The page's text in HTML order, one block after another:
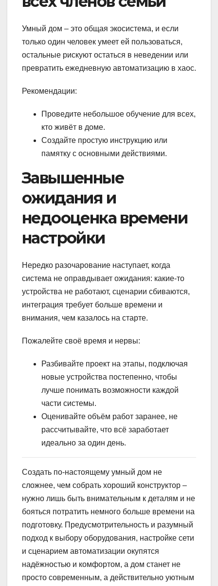
Умный дом – это общая экосистема, и если
только один человек умеет ей пользоваться,
остальные рискуют остаться в неведении или
превратить ежедневную автоматизацию в хаос.
Рекомендации:
Проведите небольшое обучение для всех,
кто живёт в доме.
Создайте простую инструкцию или
памятку с основными действиями.
Завышенные
ожидания и
недооценка времени
настройки
Нередко разочарование наступает, когда
система не оправдывает ожидания: какие-то
устройства не работают, сценарии сбиваются,
интеграция требует больше времени и
внимания, чем казалось на старте.
Пожалейте своё время и нервы:
Разбивайте проект на этапы, подключая
новые устройства постепенно, чтобы
лучше понимать возможности каждой
части системы.
Оценивайте объём работ заранее, не
рассчитывайте, что всё заработает
идеально за один день.
Создать по-настоящему умный дом не
сложнее, чем собрать хороший конструктор –
нужно лишь быть внимательным к деталям и не
бояться потратить немного больше времени на
подготовку. Предусмотрительность и разумный
подход к выбору оборудования, настройке сети
и сценарием автоматизации окупятся
надёжностью и комфортом, а дом станет не
просто современным, а действительно уютным